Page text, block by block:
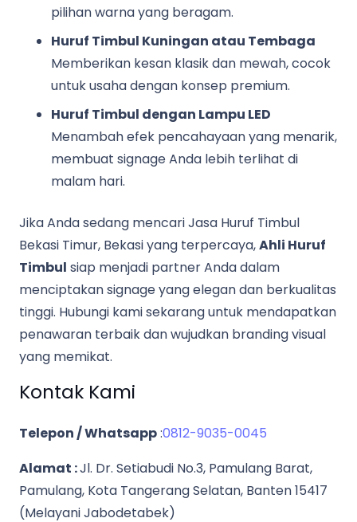
pilihan warna yang beragam.
Huruf Timbul Kuningan atau Tembaga
Memberikan kesan klasik dan mewah, cocok
untuk usaha dengan konsep premium.
Huruf Timbul dengan Lampu LED
Menambah efek pencahayaan yang menarik,
membuat signage Anda lebih terlihat di
malam hari.
Jika Anda sedang mencari Jasa Huruf Timbul
Bekasi Timur, Bekasi yang terpercaya,Ahli Huruf
Timbul siap menjadi partner Anda dalam
menciptakan signage yang elegan dan berkualitas
tinggi. Hubungi kami sekarang untuk mendapatkan
penawaran terbaik dan wujudkan branding visual
yang memikat.
Kontak Kami
Telepon / Whatsapp:0812-9035-0045
Alamat :Jl. Dr. Setiabudi No.3, Pamulang Barat,
Pamulang, Kota Tangerang Selatan, Banten 15417
(Melayani Jabodetabek)